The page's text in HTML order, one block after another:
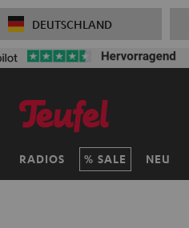
DEUTSCHLAND
RADIOS SALE NEU